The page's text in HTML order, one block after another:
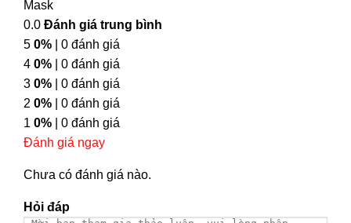
Mask
0.0 Đánh giá trung bình
5 0% | 0 đánh giá
4 0% | 0 đánh giá
3 0% | 0 đánh giá
2 0% | 0 đánh giá
1 0% | 0 đánh giá
Đánh giá ngay
Chưa có đánh giá nào.
Hỏi đáp